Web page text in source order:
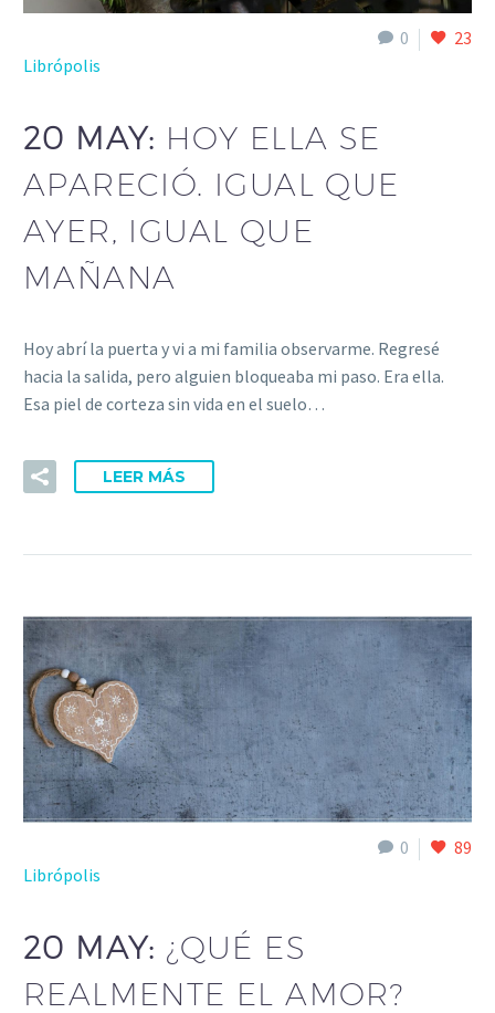
0
23
Librópolis
20 MAY: HOY ELLA SE
APARECIÓ. IGUAL QUE
AYER, IGUAL QUE
MAÑANA
Hoy abrí la puerta y vi a mi familia observarme. Regresé
hacia la salida, pero alguien bloqueaba mi paso. Era ella.
Esa piel de corteza sin vida en el suelo…
LEER MÁS
0
89
Librópolis
20 MAY: ¿QUÉ ES
REALMENTE EL AMOR?